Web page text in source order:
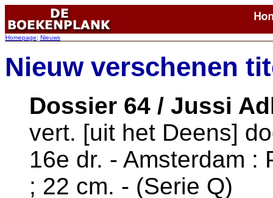
Homepage: Nieuws
Nieuw verschenen
Dossier 64 / Jussi
vert. [uit het Deens]
16e dr. - Amsterdam :
; 22 cm. - (Serie Q)